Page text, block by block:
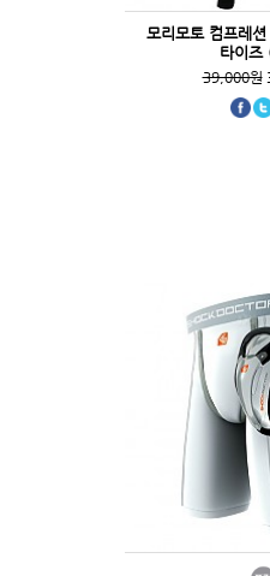
모리모토 컴프레
타이즈
39,000원